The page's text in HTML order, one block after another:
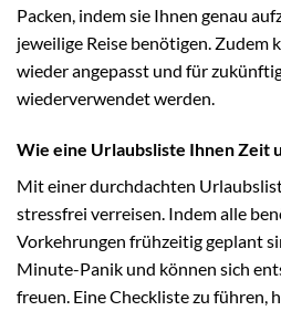
Packen, indem sie Ihnen genau
jeweilige Reise benötigen. Zudem
wieder angepasst und für
wiederverwendet werden.
Wie eine Urlaubsliste Ihnen Zeit
Mit einer durchdachten
stressfrei verreisen. Indem alle
Vorkehrungen frühzeitig geplant
Minute-Panik und können sich
freuen. Eine Checkliste zu führen,